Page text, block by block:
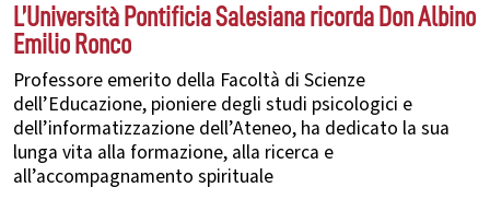
L’Università Pontificia Salesiana ricorda Don Albino
Emilio Ronco
Professore emerito della Facoltà di Scienze
dell’Educazione, pioniere degli studi psicologici e
dell’informatizzazione dell’Ateneo, ha dedicato la sua
lunga vita alla formazione, alla ricerca e
all’accompagnamento spirituale